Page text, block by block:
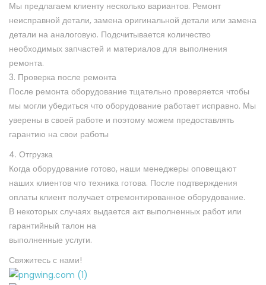
Мы предлагаем клиенту несколько вариантов. Ремонт
неисправной детали, замена оригинальной детали или замена
детали на аналоговую. Подсчитывается количество
необходимых запчастей и материалов для выполнения
ремонта.
3. Проверка после ремонта
После ремонта оборудование тщательно проверяется чтобы
мы могли убедиться что оборудование работает исправно. Мы
уверены в своей работе и поэтому можем предоставлять
гарантию на свои работы
4. Отгрузка
Когда оборудование готово, наши менеджеры оповещают
наших клиентов что техника готова. После подтверждения
оплаты клиент получает отремонтированное оборудование.
В некоторых случаях выдается акт выполненных работ или
гарантийный талон на
выполненные услуги.
Свяжитесь с нами!